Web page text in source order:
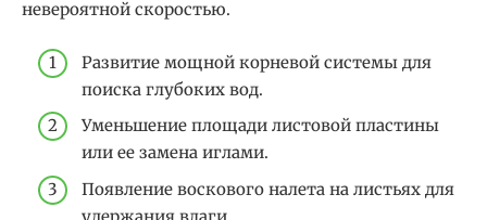
невероятной скоростью.
Развитие мощной корневой системы для
поиска глубоких вод.
Уменьшение площади листовой пластины
или ее замена иглами.
Появление воскового налета на листьях для